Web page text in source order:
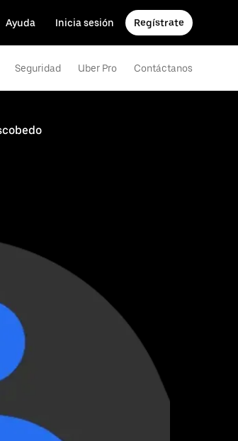
Ayuda Inicia sesión Regístrate
Seguridad Uber Pro Contáctanos